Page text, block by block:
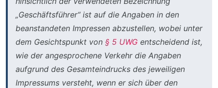
„Geschäftsführer“ ist auf die Angaben in den
beanstandeten Impressen abzustellen, wobei unter
dem Gesichtspunkt von § 5 UWG entscheidend ist,
wie der angesprochene Verkehr die Angaben
aufgrund des Gesamteindrucks des jeweiligen
Impressums versteht, wenn er sich über den